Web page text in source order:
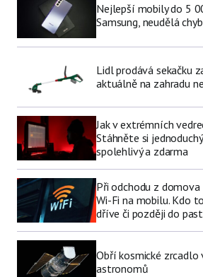
Nejlepší mobily do 5
Samsung, neudělá
Lidl prodává sekačku
aktuálně na zahradu
Jak v extrémních
Stáhněte si
spolehlivý a zdarma
Při odchodu z
Wi-Fi na mobilu. Kdo
dříve či později do
Obří kosmické
astronomů